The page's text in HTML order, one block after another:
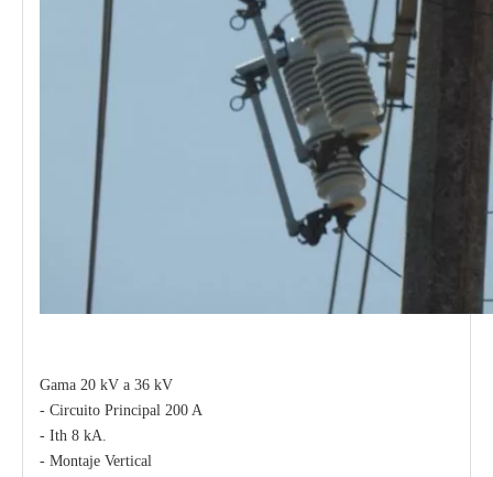
Polymer Fuse Cutout, Drop out Fuses 27 Kv 200A Polymer Fuse Cutout, Drop out Fuses 24 Kv 300A
Gama 20 kV a 36 kV
- Circuito Principal 200 A
- Ith 8 kA.
- Montaje Vertical